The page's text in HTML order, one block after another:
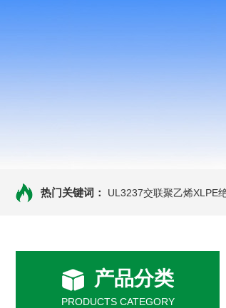
热门关键词： UL3237交联聚乙烯XLPE
产品分类
PRODUCTS CATEGORY